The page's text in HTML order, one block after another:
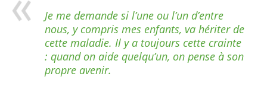
Je me demande si l’une ou l’un d’entre
nous, y compris mes enfants, va hériter de
cette maladie. Il y a toujours cette crainte
: quand on aide quelqu’un, on pense à son
propre avenir.